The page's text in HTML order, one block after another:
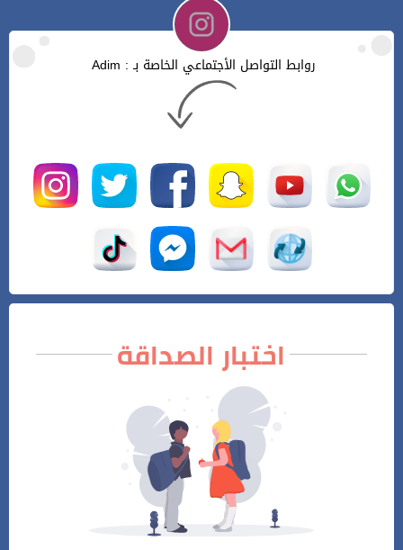
روابط التواصل الأجتماعي الخاصة بـ : Adim
اختبار الصداقة